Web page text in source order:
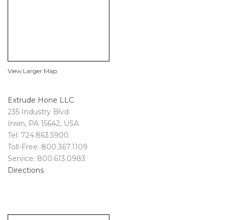
View Larger Map
Extrude Hone LLC
235 Industry Blvd.
Irwin, PA 15642, USA
Tel: 724.863.5900
Toll-Free: 800.367.1109
Service: 800.613.0983
Directions